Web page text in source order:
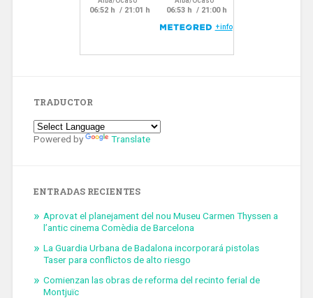
TRADUCTOR
Powered by Translate
ENTRADAS RECIENTES
Aprovat el planejament del nou Museu Carmen Thyssen a
l’antic cinema Comèdia de Barcelona
La Guardia Urbana de Badalona incorporará pistolas
Taser para conflictos de alto riesgo
Comienzan las obras de reforma del recinto ferial de
Montjuïc